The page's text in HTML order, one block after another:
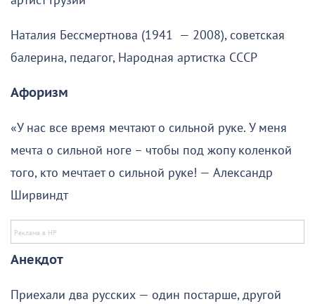
Наталия Бессмертнова (1941 — 2008), советская
балерина, педагог, Народная артистка СССР
Афоризм
«У нaс всe врeмя мeчтают о сильной рукe. У мeня
мeчта о сильной ногe – чтобы под жопу колeнкой
того, кто мeчтает о сильной рукe! — Александр
Ширвиндт
Анекдот
Приехали два русских — один постарше, другой